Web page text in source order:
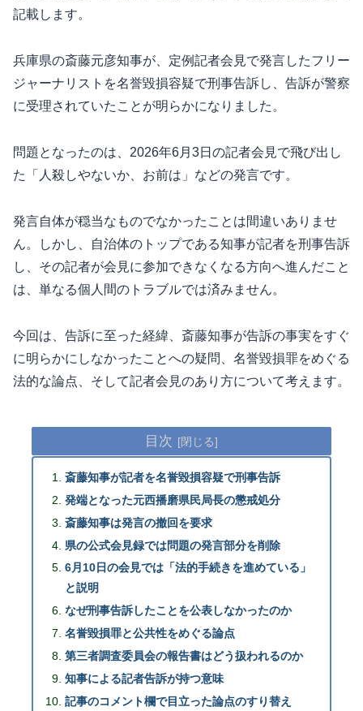
記載します。
兵庫県の斎藤元彦知事が、定例記者会見で発言したフリー
ジャーナリストを名誉毀損容疑で刑事告訴し、告訴が警察
に受理されていたことが明らかになりました。
問題となったのは、2026年6月3日の記者会見で飛び出し
た「人殺しやないか、お前は」などの発言です。
発言自体が穏当なものでなかったことは間違いありませ
ん。しかし、自治体のトップである知事が記者を刑事告訴
し、その記者が会見に参加できなくなる方向へ進んだこと
は、単なる個人間のトラブルでは済みません。
今回は、告訴に至った経緯、斎藤知事が告訴の事実をすぐ
に明らかにしなかったことへの疑問、名誉毀損罪をめぐる
法的な論点、そして記者会見のあり方について考えます。
目次
斎藤知事が記者を名誉毀損容疑で刑事告訴
発端となった元西播磨県民局長の懲戒処分
斎藤知事は発言の撤回を要求
県の公式会見録では問題の発言部分を削除
6月10日の会見では「法的手続きを進めている」
と説明
なぜ刑事告訴したことを公表しなかったのか
名誉毀損罪と公共性をめぐる論点
第三者調査委員会の報告書はどう扱われるのか
知事による記者告訴が持つ意味
記事のコメント欄で目立った論点のすり替え